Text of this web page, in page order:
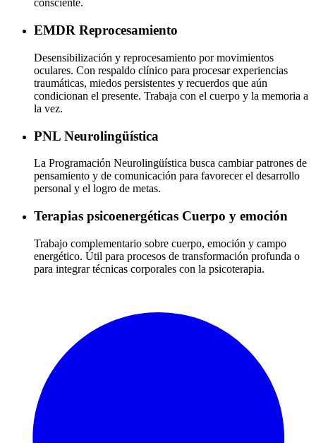
consciente.
EMDR Reprocesamiento
Desensibilización y reprocesamiento por movimientos
oculares. Con respaldo clínico para procesar experiencias
traumáticas, miedos persistentes y recuerdos que aún
condicionan el presente. Trabaja con el cuerpo y la memoria a
la vez.
PNL Neurolingüística
La Programación Neurolingüística busca cambiar patrones de
pensamiento y de comunicación para favorecer el desarrollo
personal y el logro de metas.
Terapias psicoenergéticas Cuerpo y emoción
Trabajo complementario sobre cuerpo, emoción y campo
energético. Útil para procesos de transformación profunda o
para integrar técnicas corporales con la psicoterapia.